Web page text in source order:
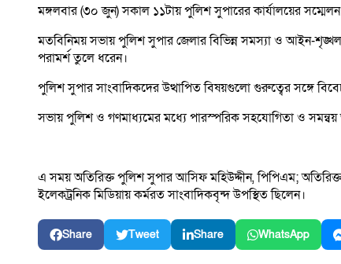
মঙ্গলবার (৩০ জুন) সকাল ১১টায় পুলিশ সুপারের কার্যালয়ের
মতবিনিময় সভায় পুলিশ সুপার জেলার বিভিন্ন সমস্যা ও আইন-
পরামর্শ তুলে ধরেন।
পুলিশ সুপার সাংবাদিকদের উত্থাপিত বিষয়গুলো গুরুত্বের সঙ্গে
সভায় পুলিশ ও গণমাধ্যমের মধ্যে পারস্পরিক সহযোগিতা ও
এ সময় অতিরিক্ত পুলিশ সুপার আসিফ মহিউদ্দীন, পিপিএম;
ইলেকট্রনিক মিডিয়ায় কর্মরত সাংবাদিকবৃন্দ উপস্থিত ছিলেন।
Share Tweet Share WhatsApp